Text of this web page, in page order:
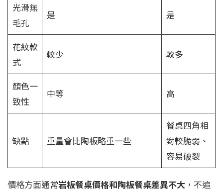
光滑無
毛孔
是 是
花紋款
式
較少 較多
顏色一
致性
中等 高
缺點 重量會比陶板略重一些
餐桌四角相
對較脆弱、
容易破裂
價格方面通常岩板餐桌價格和陶板餐桌差異不大 ，不追